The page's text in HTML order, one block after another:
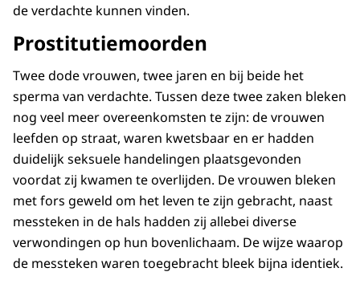
de verdachte kunnen vinden.
Prostitutiemoorden
Twee dode vrouwen, twee jaren en bij beide het
sperma van verdachte. Tussen deze twee zaken bleken
nog veel meer overeenkomsten te zijn: de vrouwen
leefden op straat, waren kwetsbaar en er hadden
duidelijk seksuele handelingen plaatsgevonden
voordat zij kwamen te overlijden. De vrouwen bleken
met fors geweld om het leven te zijn gebracht, naast
messteken in de hals hadden zij allebei diverse
verwondingen op hun bovenlichaam. De wijze waarop
de messteken waren toegebracht bleek bijna identiek.